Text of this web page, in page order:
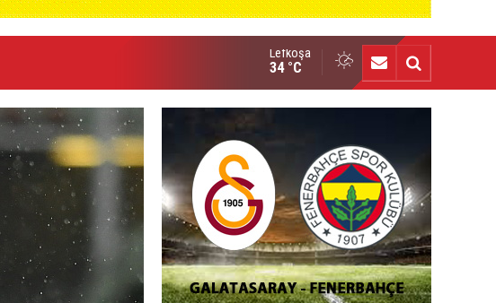
Karaoğlanoğlu şampiyonluğunu kutladı
Lefkoşa
34 °C